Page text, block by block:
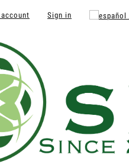
Sign in